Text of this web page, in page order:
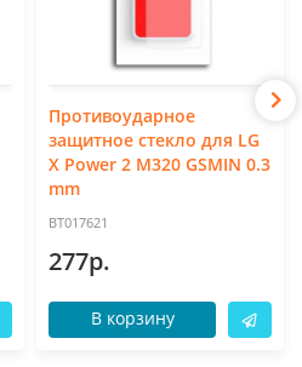
Противоударное
защитное стекло для LG
X Power 2 M320 GSMIN 0.3
mm
BT017621
277р.
В корзину